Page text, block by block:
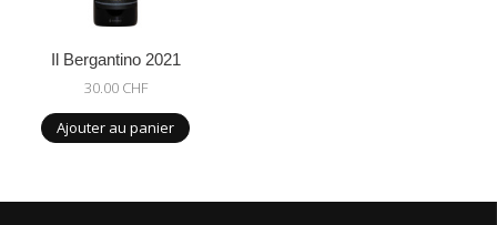
Il Bergantino 2021
30.00 CHF
Ajouter au panier